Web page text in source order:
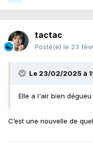
tactac
Posté(e) le 23
Le 23/02/2025 à
Elle a l'air bien
C’est une nouvelle de